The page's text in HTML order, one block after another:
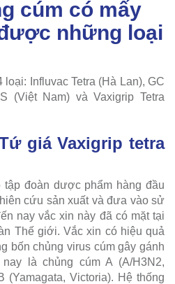
cúm có mấy
những loại
Influvac Tetra (Hà Lan), GC
(Việt Nam) và Vaxigrip Tetra
giá Vaxigrip tetra
tập đoàn dược phẩm hàng đầu
cứu sản xuất và đưa vào sử
nay vắc xin này đã có mặt tại
Thế giới. Vắc xin có hiệu quả
bốn chủng virus cúm gây gánh
là chủng cúm A (A/H3N2,
(Yamagata, Victoria). Hệ thống